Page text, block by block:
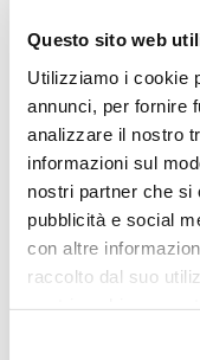
Questo sito web
Utilizziamo i cookie
annunci, per fornire
analizzare il nostro
informazioni sul
nostri partner che si
pubblicità e social
con altre
raccolto dal suo
Cri Cri
372,83 €